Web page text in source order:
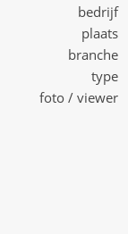
bedrijf
plaats
branche
type
foto / viewer